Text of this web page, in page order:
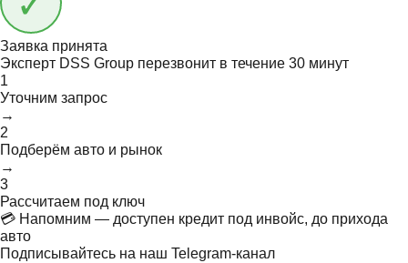
Заявка принята
Эксперт DSS Group перезвонит в течение 30 минут
1
Уточним запрос
→
2
Подберём авто и рынок
→
3
Рассчитаем под ключ
💳 Напомним — доступен кредит под инвойс, до прихода
авто
Подписывайтесь на наш Telegram-канал